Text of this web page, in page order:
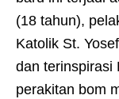
(18 tahun),
Katolik St.
dan terinspirasi
perakitan bom